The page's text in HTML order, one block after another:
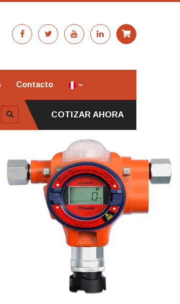
Contacto
COTIZAR AHORA